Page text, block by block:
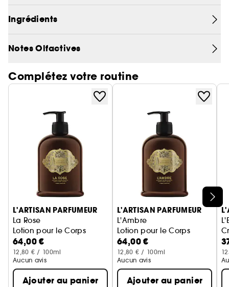
Ingrédients
Notes Olfactives
Complétez votre routine
Ignorer le carrousel produits
L'ARTISAN PARFUMEUR
La Rose
Lotion pour le Corps
64,00 €
12,80 € / 100ml
Aucun avis
Ajouter au panier
L'ARTISAN PARFUMEUR
L'Ambre
Lotion pour le Corps
64,00 €
12,80 € / 100ml
Aucun avis
Ajouter au panier